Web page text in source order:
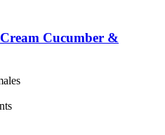
Cucumber &